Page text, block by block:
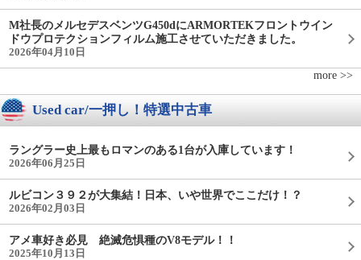
M社長のメルセデスベンツG450dにARMORTEKフロントウイン
ドウプロテクションフィルム施工させていただきました。
2026年04月10日
more >>
Used car/一押し！特選中古車
ラングラー史上最もロマンのある1台が入庫しています！
2026年06月25日
ルビコン３９２が大集結！日本、いや世界でここだけ！？
2026年02月03日
アメ車好き必見 絶滅危惧種のV8モデル！！
2025年10月13日